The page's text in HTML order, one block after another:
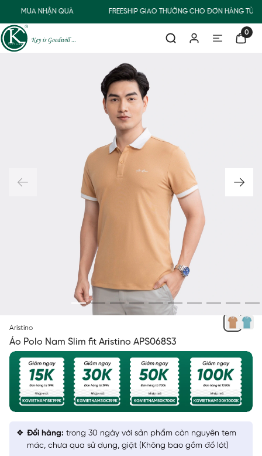
MUA NHẬN QUÀ FREESHIP GIAO THƯỜNG CHO ĐƠN HÀNG TỪ
0
Aristino
Áo Polo Nam Slim fit Aristino APS068S3
Đổi hàng: trong 30 ngày với sản phẩm còn nguyên tem
mác, chưa qua sử dụng, giặt (Không bao gồm đồ lót)